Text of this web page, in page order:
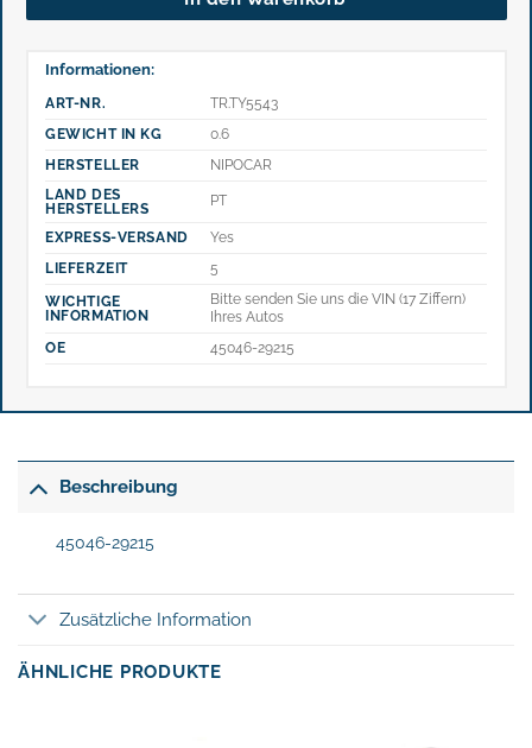
Informationen:
ART-NR.
TR.TY5543
GEWICHT IN KG
0.6
HERSTELLER
NIPOCAR
LAND DES
HERSTELLERS
PT
EXPRESS-VERSAND
Yes
LIEFERZEIT
5
WICHTIGE
INFORMATION
Bitte senden Sie uns die VIN (17 Ziffern)
Ihres Autos
OE
45046-29215
Beschreibung
45046-29215
Zusätzliche Information
ÄHNLICHE PRODUKTE